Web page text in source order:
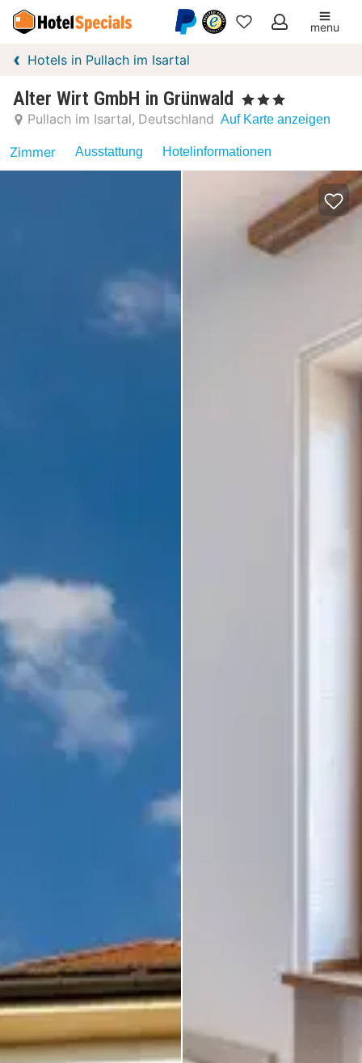
Meine
menu
Hotels in Pullach im Isartal
Alter Wirt GmbH in Grünwald , 3 Sterne
Pullach im Isartal Deutschland Auf Karte anzeigen
Zimmer Ausstattung Hotelinformationen